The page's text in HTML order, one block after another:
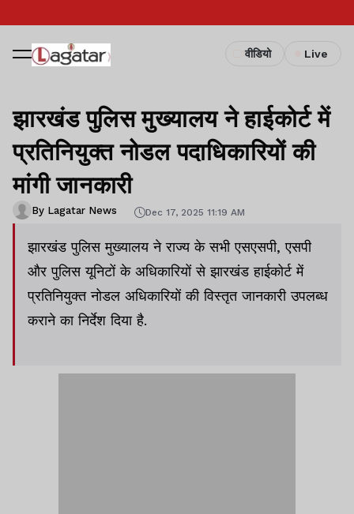
वीडियो Live
झारखंड पुलिस मुख्यालय ने हाईकोर्ट में
प्रतिनियुक्त नोडल पदाधिकारियों की
मांगी जानकारी
By Lagatar News Dec 17, 2025 11:19 AM
झारखंड पुलिस मुख्यालय ने राज्य के सभी एसएसपी, एसपी
और पुलिस यूनिटों के अधिकारियों से झारखंड हाईकोर्ट में
प्रतिनियुक्त नोडल अधिकारियों की विस्तृत जानकारी उपलब्ध
कराने का निर्देश दिया है.